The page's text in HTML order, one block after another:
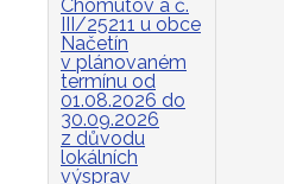
Chomutov a č.
III/25211 u obce
Načetín
v plánovaném
termínu od
01.08.2026 do
30.09.2026
z důvodu
lokálních
výsprav